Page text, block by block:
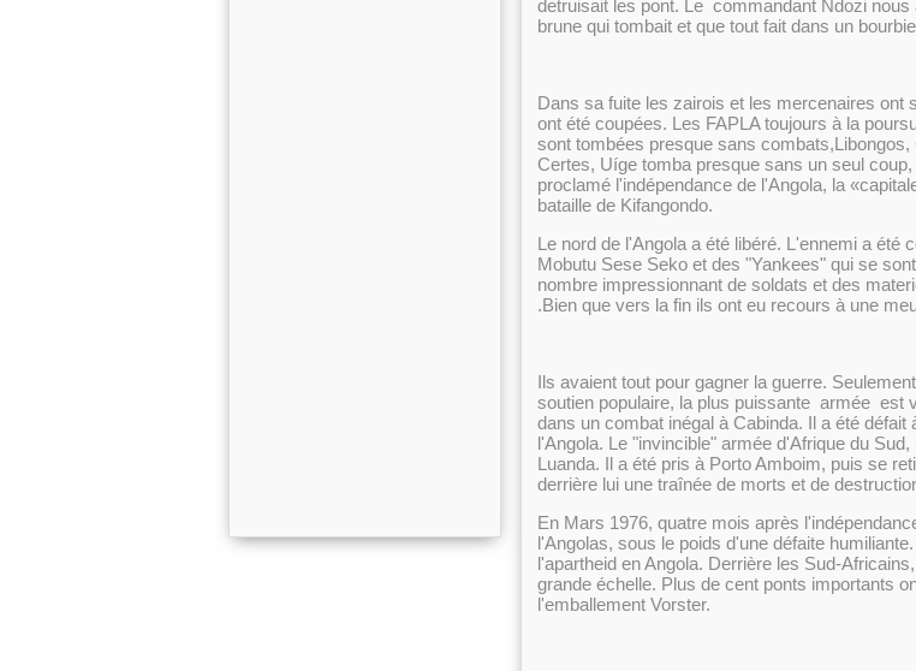
detruisait les pont. Le commandant Ndozi
brune qui tombait et que tout fait dans un
Dans sa fuite les zairois et les mercenaires ont
ont été coupées. Les FAPLA toujours à la
sont tombées presque sans
Certes, Uíge tomba presque sans un seul
proclamé l'indépendance de l'Angola, la
bataille de Kifangondo.
Le nord de l'Angola a été libéré. L'ennemi a été
Mobutu Sese Seko et des "Yankees" qui se
nombre impressionnant de soldats et des
.Bien que vers la fin ils ont eu recours à une
Ils avaient tout pour gagner la guerre.
soutien populaire, la plus puissante armée est
dans un combat inégal à Cabinda. Il a été
l'Angola. Le "invincible" armée d'Afrique du
Luanda. Il a été pris à Porto Amboim, puis se
derrière lui une traînée de morts et de
En Mars 1976, quatre mois après
l'Angolas, sous le poids d'une défaite
l'apartheid en Angola. Derrière les Sud-
grande échelle. Plus de cent ponts importants
l'emballement Vorster.